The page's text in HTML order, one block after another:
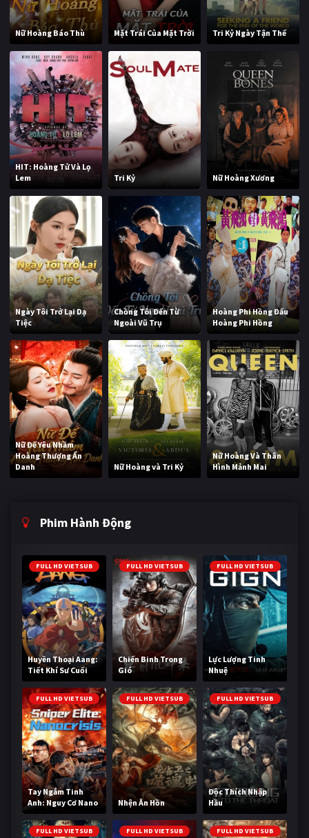
Nữ Hoàng Báo Thù Mặt Trái Của Mặt Trời Tri Kỷ Ngày Tận Thế
HIT: Hoàng Tử Và Lọ
Lem
Tri Kỷ Nữ Hoàng Xương
Ngày Tôi Trở Lại Dạ
Tiệc
Chồng Tôi Đến Từ
Ngoài Vũ Trụ
Hoàng Phi Hồng Đấu
Hoàng Phi Hồng
Nữ Đế Yêu Nhầm
Hoàng Thượng Ẩn
Danh
Nữ Hoàng và Tri Kỷ
Nữ Hoàng Và Thân
Hình Mảnh Mai
Phim Hành Động
FULL HD VIETSUB
Huyền Thoại Aang:
Tiết Khí Sư Cuối
Cùng
FULL HD VIETSUB
Chiến Binh Trong
Gió
FULL HD VIETSUB
Lực Lượng Tinh
Nhuệ
FULL HD VIETSUB
Tay Ngắm Tinh
Anh: Nguy Cơ Nano
FULL HD VIETSUB
Nhện Ăn Hồn
FULL HD VIETSUB
Độc Thích Nhập
Hầu
FULL HD VIETSUB FULL HD VIETSUB FULL HD VIETSUB